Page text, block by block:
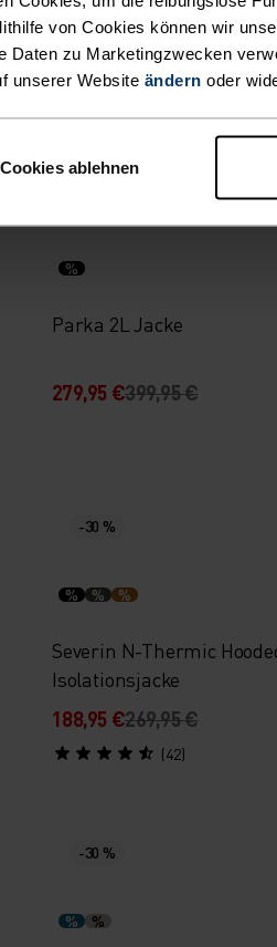
von Cookies können wir
Daten zu Marketingzwecken
unserer Website ändern oder
ablehnen
125,95 €179,95 €
%
Parka 2L Jacke
279,95 €399,95 €
-30 %
% % %
Severin N-Thermic
Isolationsjacke
188,95 €269,95 €
(42)
-30 %
% %